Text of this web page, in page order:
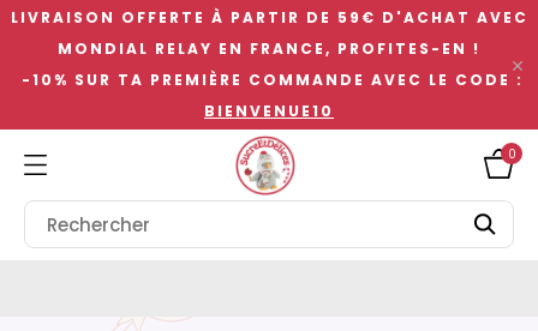
LIVRAISON OFFERTE À PARTIR DE 59€ D'ACHAT AVEC
MONDIAL RELAY EN FRANCE, PROFITES-EN !
-10% SUR TA PREMIÈRE COMMANDE AVEC LE CODE :
BIENVENUE10

0